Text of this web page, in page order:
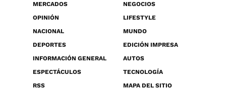
MERCADOS
NEGOCIOS
OPINIÓN
LIFESTYLE
NACIONAL
MUNDO
DEPORTES
EDICIÓN IMPRESA
INFORMACIÓN GENERAL
AUTOS
ESPECTÁCULOS
TECNOLOGÍA
RSS
MAPA DEL SITIO